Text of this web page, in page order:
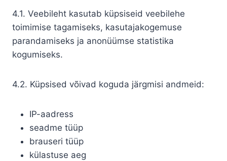
4.1. Veebileht kasutab küpsiseid veebilehe
toimimise tagamiseks, kasutajakogemuse
parandamiseks ja anonüümse statistika
kogumiseks.
4.2. Küpsised võivad koguda järgmisi andmeid:
IP-aadress
seadme tüüp
brauseri tüüp
külastuse aeg